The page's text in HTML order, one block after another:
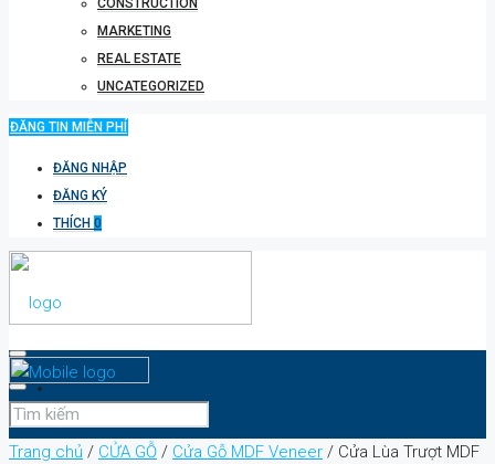
CONSTRUCTION
MARKETING
REAL ESTATE
UNCATEGORIZED
ĐĂNG TIN MIỄN PHÍ
ĐĂNG NHẬP
ĐĂNG KÝ
THÍCH 0
TRANG CHỦ
Trang chủ / CỬA GỖ / Cửa Gỗ MDF Veneer / Cửa Lùa Trượt MDF